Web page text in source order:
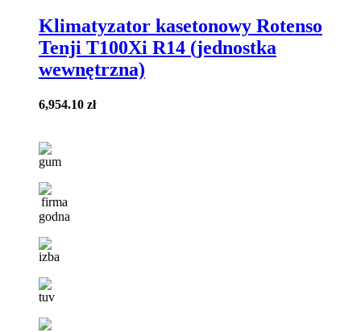
Klimatyzator kasetonowy Rotenso
Tenji T100Xi R14 (jednostka
wewnętrzna)
6,954.10 zł